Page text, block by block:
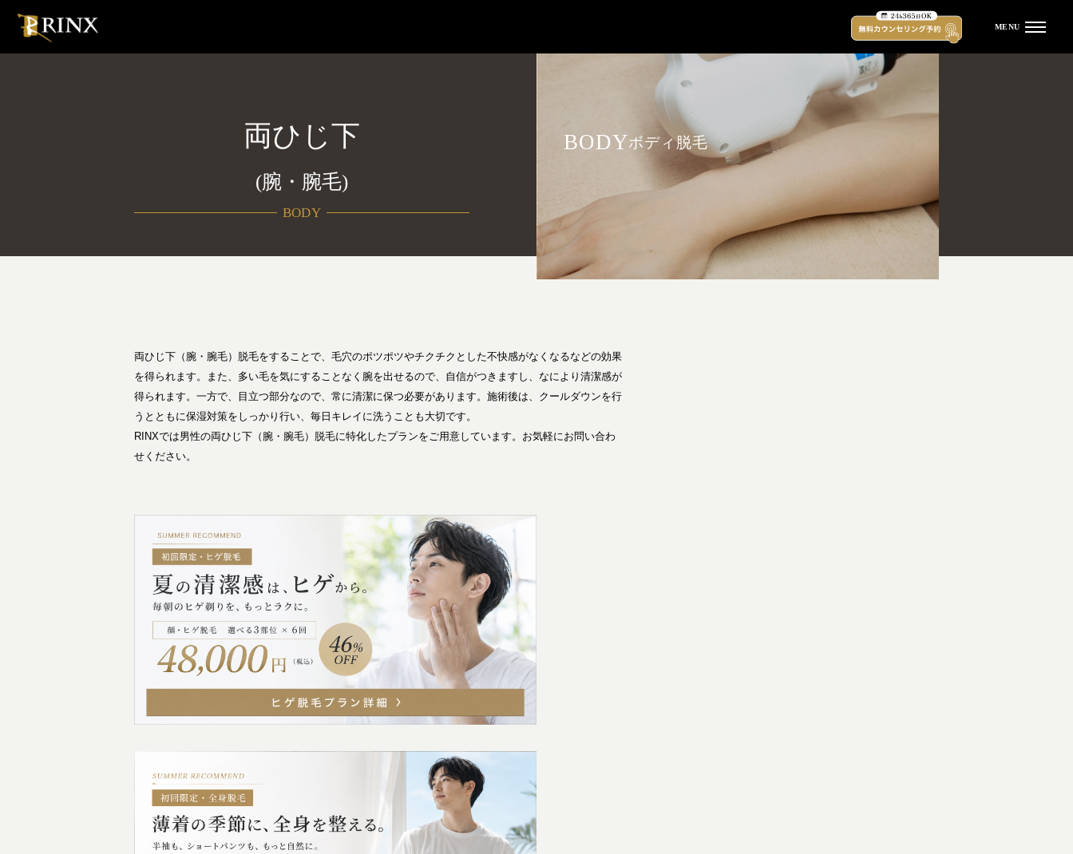
MENU
TOP
キャンペーン
BODYボディ脱毛
両ひじ下
(腕・腕毛)
BODY
両ひじ下（腕・腕毛）脱毛をすることで、毛穴のポツポツやチクチクとした不快感がなくなるなどの効果
を得られます。また、多い毛を気にすることなく腕を出せるので、自信がつきますし、なにより清潔感が
得られます。一方で、目立つ部分なので、常に清潔に保つ必要があります。施術後は、クールダウンを行
うとともに保湿対策をしっかり行い、毎日キレイに洗うことも大切です。
RINXでは男性の両ひじ下（腕・腕毛）脱毛に特化したプランをご用意しています。お気軽にお問い合わ
せください。